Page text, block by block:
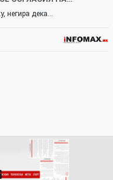
негира дека…